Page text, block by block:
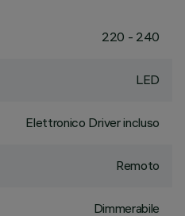
220 - 240
LED
Elettronico Driver incluso
Remoto
Dimmerabile